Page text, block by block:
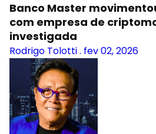
Banco Master
com empresa de
investigada
Rodrigo Tolotti. fev 02, 2026